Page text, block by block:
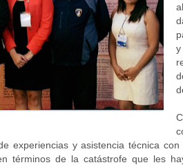
experiencias y asistencia técnica
términos de la catástrofe que les